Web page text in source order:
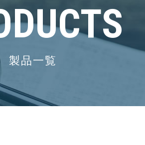
製品一覧